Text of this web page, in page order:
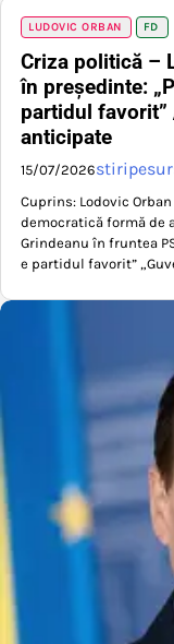
LUDOVIC ORBAN FD
Criza politică –
în președinte:
partidul favorit”
anticipate
15/07/2026
Cuprins: Lodovic
democratică formă de
Grindeanu în fruntea
e partidul favorit”